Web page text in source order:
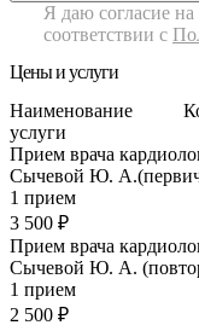
Я даю согласие
соответствии с
Цены и услуги
Наименование
услуги
Прием врача
Сычевой Ю.
1 прием
3 500 ₽
Прием врача
Сычевой Ю. А.
1 прием
2 500 ₽